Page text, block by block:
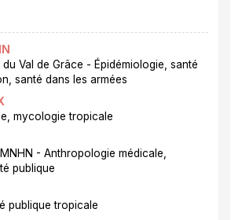
Val de Grâce - Épidémiologie, santé
santé dans les armées
mycologie tropicale
- Anthropologie médicale,
publique
publique tropicale